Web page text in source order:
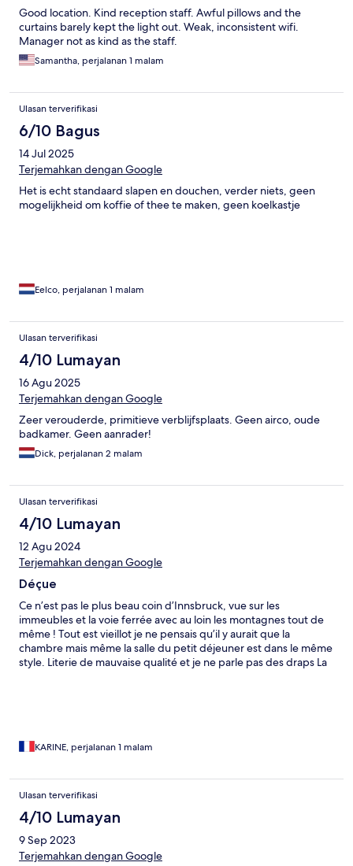
Good location. Kind reception staff. Awful pillows and the
curtains barely kept the light out. Weak, inconsistent wifi.
Manager not as kind as the staff.
Samantha, perjalanan 1 malam
Ulasan terverifikasi
6/10 Bagus
14 Jul 2025
Terjemahkan dengan Google
Het is echt standaard slapen en douchen, verder niets, geen
mogelijkheid om koffie of thee te maken, geen koelkastje
Eelco, perjalanan 1 malam
Ulasan terverifikasi
4/10 Lumayan
16 Agu 2025
Terjemahkan dengan Google
Zeer verouderde, primitieve verblijfsplaats. Geen airco, oude
badkamer. Geen aanrader!
Dick, perjalanan 2 malam
Ulasan terverifikasi
4/10 Lumayan
12 Agu 2024
Terjemahkan dengan Google
Déçue
Ce n’est pas le plus beau coin d’Innsbruck, vue sur les
immeubles et la voie ferrée avec au loin les montagnes tout de
même ! Tout est vieillot je ne pensais qu’il y aurait que la
chambre mais même la salle du petit déjeuner est dans le même
style. Literie de mauvaise qualité et je ne parle pas des draps La
KARINE, perjalanan 1 malam
Ulasan terverifikasi
4/10 Lumayan
9 Sep 2023
Terjemahkan dengan Google